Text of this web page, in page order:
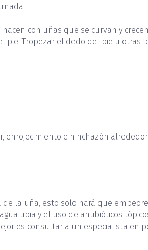
con uñas que se curvan y
pie. Tropezar el dedo del pie u
e hinchazón
la uña, esto solo hará que
tibia y el uso de antibióticos
es consultar a un especialista en